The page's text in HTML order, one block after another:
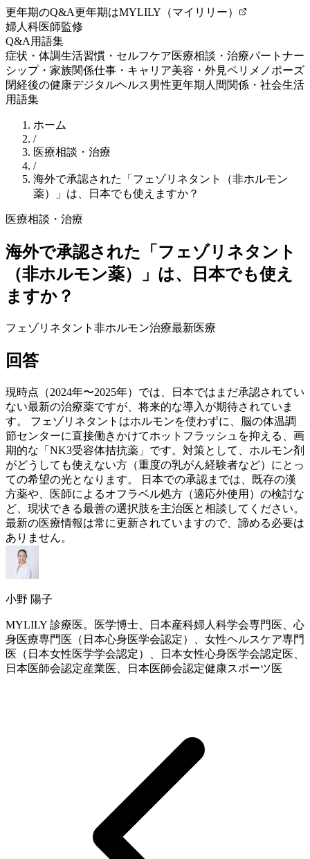
更年期のQ&A更年期はMYLILY（マイリリー）
婦人科医師監修
Q&A 用語集
症状・体調生活習慣・セルフケア医療相談・治療パートナー
シップ・家族関係仕事・キャリア美容・外見ペリメノポーズ
閉経後の健康デジタルヘルス男性更年期 人間関係・社会生活
用語集
ホーム
/
医療相談・治療
/
海外で承認された「フェゾリネタント（非ホルモン
薬）」は、日本でも使えますか？
医療相談・治療
海外で承認された「フェゾリネタント
（非ホルモン薬）」は、日本でも使え
ますか？
フェゾリネタント 非ホルモン治療最新医療
回答
現時点（2024年〜2025年）では、日本ではまだ承認されてい
ない最新の治療薬ですが、将来的な導入が期待されていま
す。 フェゾリネタントはホルモンを使わずに、脳の体温調
節センターに直接働きかけてホットフラッシュを抑える、画
期的な「NK3受容体拮抗薬」です。対策として、ホルモン剤
がどうしても使えない方（重度の乳がん経験者など）にとっ
ての希望の光となります。 日本での承認までは、既存の漢
方薬や、医師によるオフラベル処方（適応外使用）の検討な
ど、現状できる最善の選択肢を主治医と相談してください。
最新の医療情報は常に更新されていますので、諦める必要は
ありません。
小野 陽子
MYLILY 診療医。医学博士、日本産科婦人科学会専門医、心
身医療専門医（日本心身医学会認定）、女性ヘルスケア専門
医（日本女性医学学会認定）、日本女性心身医学会認定医、
日本医師会認定産業医、日本医師会認定健康スポーツ医